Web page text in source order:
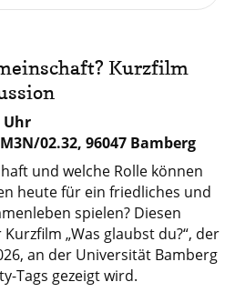
Kurzfilm
Uhr
02.32, 96047 Bamberg
und welche Rolle können
heute für ein friedliches und
spielen? Diesen
„Was glaubst du?“, der
an der Universität Bamberg
Tags gezeigt wird.